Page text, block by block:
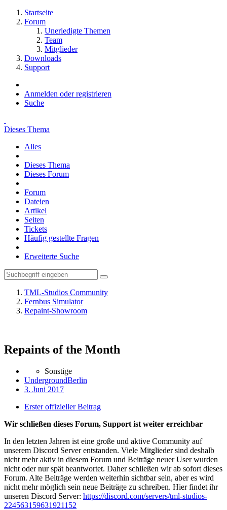
Startseite
Forum
Unerledigte Themen
Team
Mitglieder
Downloads
Support
Anmelden oder registrieren
Suche
Dieses Thema
Alles
Dieses Thema
Dieses Forum
Forum
Dateien
Artikel
Seiten
Tickets
Häufig gestellte Fragen
Erweiterte Suche
TML-Studios Community
Fernbus Simulator
Repaint-Showroom
Repaints of the Month
Sonstige
UndergroundBerlin
3. Juni 2017
Erster offizieller Beitrag
Wir schließen dieses Forum, Support ist weiter erreichbar
In den letzten Jahren ist eine große und aktive Community auf
unserem Discord Server entstanden. Viele Mitglieder sind deshalb
nicht mehr aktiv in diesem Forum und Beiträge neuer User wurden
nicht oder nur spät beantwortet. Daher schließen wir ab sofort dieses
Forum. Alte Beiträge werden weiterhin sichtbar sein, aber es wird
nicht mehr möglich sein neue Beiträge zu schreiben. Hier findet ihr
unseren Discord Server: https://discord.com/servers/tml-studios-
224563159631921152